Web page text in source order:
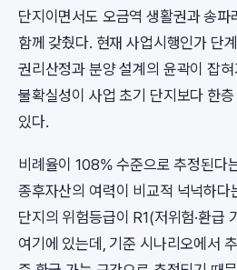
단지이면서도 오금역 생활권과 송파
함께 갖췄다. 현재 사업시행인가 단
권리산정과 분양 설계의 윤곽이 잡
불확실성이 사업 초기 단지보다 한
있다.
비례율이 108% 수준으로 추정된다
종후자산의 여력이 비교적 넉넉하다
단지의 위험등급이 R1(저위험·환급
여기에 있는데, 기준 시나리오에서